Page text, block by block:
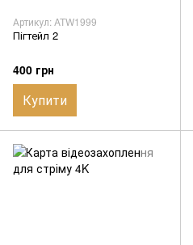
Артикул: ATW1999
Пігтейл 2
400 грн
Купити